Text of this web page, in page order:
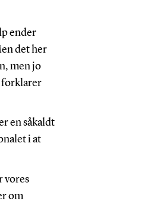
ender
det her
men jo
forklarer
en såkaldt
i at
vores
om